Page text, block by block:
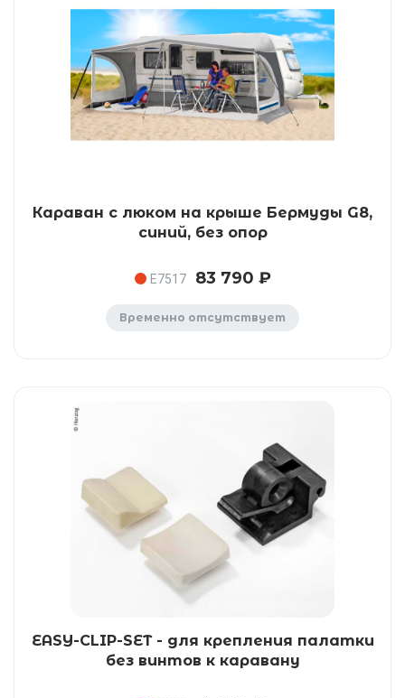
Караван с люком на крыше Бермуды G8,
синий, без опор
E7517 83 790 ₽
Временно отсутствует
EASY-CLIP-SET - для крепления палатки
без винтов к каравану